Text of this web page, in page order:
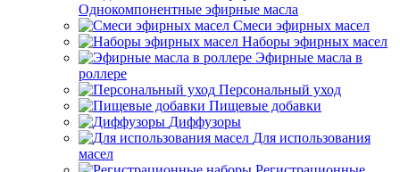
Однокомпонентные эфирные масла
Смеси эфирных масел
Наборы эфирных масел
Эфирные масла в
роллере
Персональный уход
Пищевые добавки
Диффузоры
Для использования
масел